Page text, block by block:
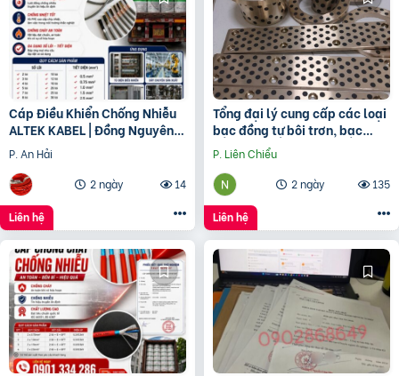
Cáp Điều Khiển Chống Nhiễu
ALTEK KABEL | Đồng Nguyên
Chất 100%, Chất Lượng Cao
P. An Hải
2 ngày
14
Liên hệ
Tổng đại lý cung cấp các loại
bạc đồng tự bôi trơn, bạc
cầu, bạc Graphite
P. Liên Chiểu
2 ngày
135
Liên hệ